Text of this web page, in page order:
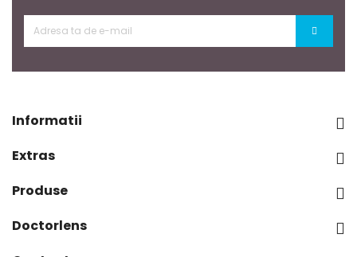
Informatii 
Extras 
Produse 
Doctorlens 